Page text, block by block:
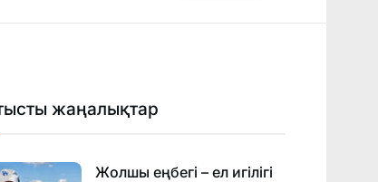
жаңалықтар
Жолшы еңбегі – ел игілігі